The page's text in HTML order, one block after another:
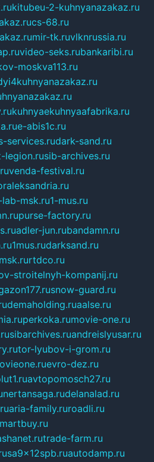
kitubeu-2-kuhnyanazakaz.ru
cs-68.ru
mir-tk.ruvlknrussia.ru
video-seks.rubankaribi.ru
moskva113.ru
kuhnyaekuhnyaafabrika.ru
e-abis1c.ru
services.rudark-sand.ru
legion.rusib-archives.ru
venda-festival.ru
lab-msk.ru1-mus.ru
purse-factory.ru
adler-jun.rubandamn.ru
1mus.rudarksand.ru
rtdco.ru
stroitelnyh-kompanij.ru
snow-guard.ru
demaholding.ruaalse.ru
perkoka.rumovie-one.ru
sibarchives.ruandreislyusar.ru
tor-lyubov-i-grom.ru
evro-dez.ru
avtopomosch27.ru
nertansaga.rudelanalad.ru
aria-family.ruroadli.ru
trade-farm.ru
autodamp.ru